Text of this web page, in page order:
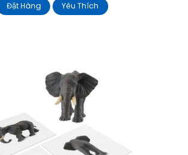
Đặt Hàng Yêu Thích